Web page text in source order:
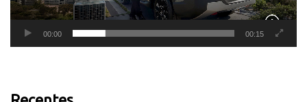
00:00 00:15